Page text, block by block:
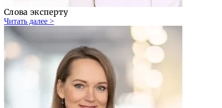
Слова эксперту
Читать далее >